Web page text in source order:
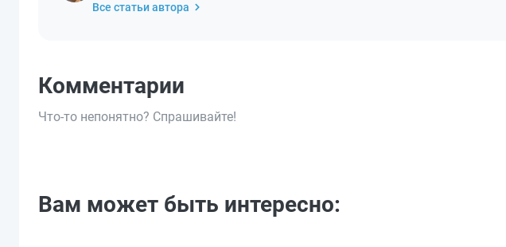
Все статьи автора
Комментарии
Что-то непонятно? Спрашивайте!
Вам может быть интересно: